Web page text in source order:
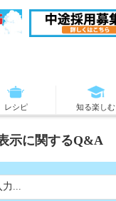
レシピ 知る楽しむ
示に関するQ&A